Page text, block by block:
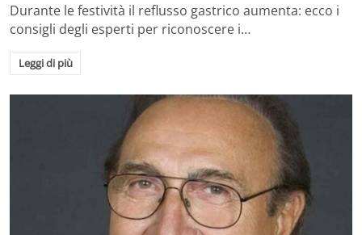
Durante le festività il reflusso gastrico aumenta: ecco i
consigli degli esperti per riconoscere i…
Leggi di più